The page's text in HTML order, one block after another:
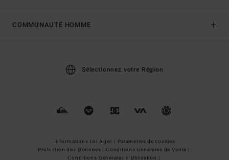
COMMUNAUTÉ HOMME
Sélectionnez votre Région
Informations Loi Agec | Paramètres de cookies
Protection des Données | Conditions Générales de Vente |
Conditions Générales d'Utilisation |